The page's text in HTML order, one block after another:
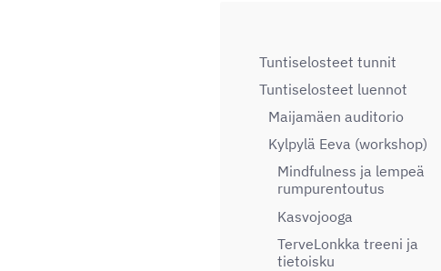
Tuntiselosteet tunnit
Tuntiselosteet luennot
Maijamäen auditorio
Kylpylä Eeva (workshop)
Mindfulness ja lempeä
rumpurentoutus
Kasvojooga
TerveLonkka treeni ja
tietoisku